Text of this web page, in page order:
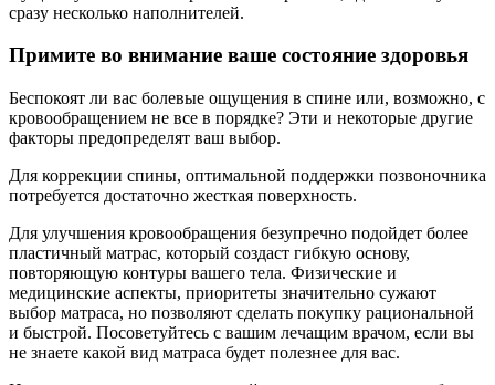
сразу несколько наполнителей.
Примите во внимание ваше состояние здоровья
Беспокоят ли вас болевые ощущения в спине или, возможно, с
кровообращением не все в порядке? Эти и некоторые другие
факторы предопределят ваш выбор.
Для коррекции спины, оптимальной поддержки позвоночника
потребуется достаточно жесткая поверхность.
Для улучшения кровообращения безупречно подойдет более
пластичный матрас, который создаст гибкую основу,
повторяющую контуры вашего тела. Физические и
медицинские аспекты, приоритеты значительно сужают
выбор матраса, но позволяют сделать покупку рациональной
и быстрой. Посоветуйтесь с вашим лечащим врачом, если вы
не знаете какой вид матраса будет полезнее для вас.